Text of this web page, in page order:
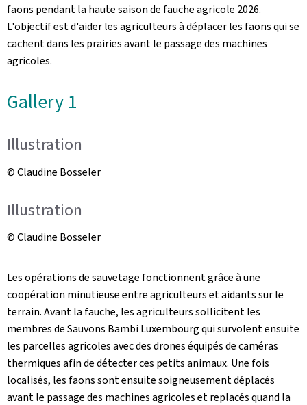
faons pendant la haute saison de fauche agricole 2026.
L'objectif est d'aider les agriculteurs à déplacer les faons qui se
cachent dans les prairies avant le passage des machines
agricoles.
Gallery 1
Illustration
© Claudine Bosseler
Illustration
© Claudine Bosseler
Les opérations de sauvetage fonctionnent grâce à une
coopération minutieuse entre agriculteurs et aidants sur le
terrain. Avant la fauche, les agriculteurs sollicitent les
membres de Sauvons Bambi Luxembourg qui survolent ensuite
les parcelles agricoles avec des drones équipés de caméras
thermiques afin de détecter ces petits animaux. Une fois
localisés, les faons sont ensuite soigneusement déplacés
avant le passage des machines agricoles et replacés quand la